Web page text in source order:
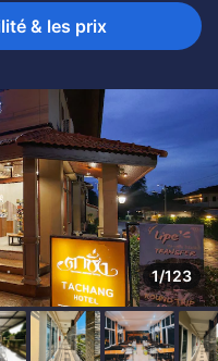
& les prix
1/123